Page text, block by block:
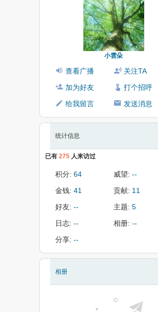
小雲朵
查看广播
关注TA
加为好友
打个招呼
给我留言
发送消息
统计信息
已有 275 人来访过
积分: 64 威望: --
金钱: 41 贡献: 11
好友: -- 主题: 5
日志: -- 相册: --
分享: --
相册